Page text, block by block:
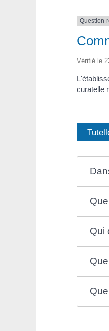
Question-
Vérifié le
curatelle
Qui